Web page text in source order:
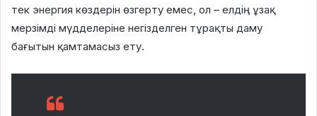
тек энергия көздерін өзгерту емес, ол – елдің ұзақ
мерзімді мүдделеріне негізделген тұрақты даму
бағытын қамтамасыз ету.